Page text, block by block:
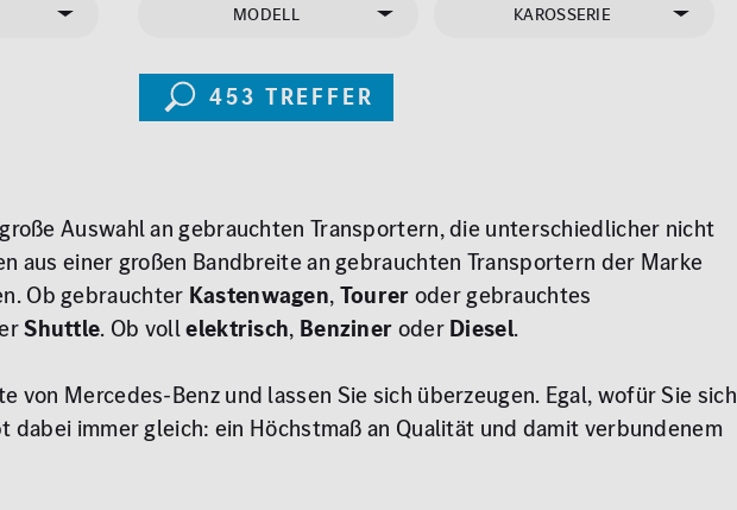
MODELL KAROSSERIE
453 Treffer
Auswahl an gebrauchten Transportern, die unterschiedlicher nicht
aus einer großen Bandbreite an gebrauchten Transportern der Marke
Ob gebrauchter Kastenwagen,Toureroder gebrauchtes
Shuttle. Ob vollelektrisch, BenzineroderDiesel.
von Mercedes-Benz und lassen Sie sich überzeugen. Egal, wofür Sie sich
dabei immer gleich: ein Höchstmaß an Qualität und damit verbundenem